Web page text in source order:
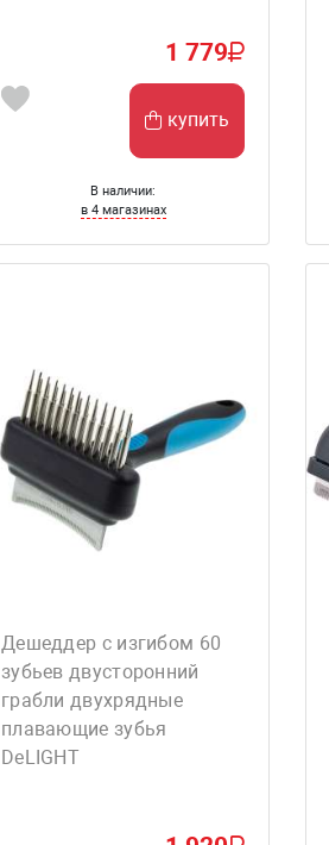
1 779
купить
В наличии:
в 4 магазинах
Дешеддер с изгибом 60
зубьев двусторонний
грабли двухрядные
плавающие зубья
DeLIGHT